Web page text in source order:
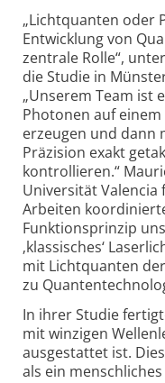
„Lichtquanten oder
Entwicklung von
zentrale Rolle“,
die Studie in
„Unserem Team ist
Photonen auf
erzeugen und
Präzision exakt
kontrollieren.“
Universität
Arbeiten
Funktionsprinzip
‚klassisches‘
mit Lichtquanten
zu
In ihrer Studie
mit winzigen
ausgestattet ist.
als ein